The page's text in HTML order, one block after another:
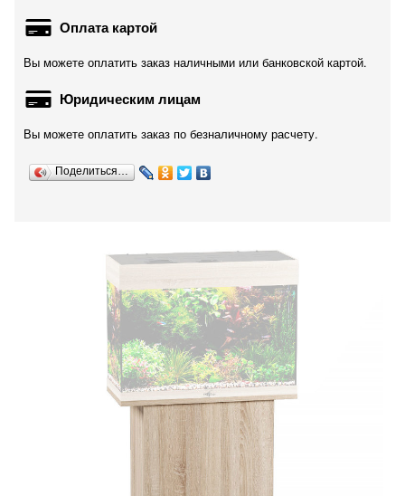
Оплата картой
Вы можете оплатить заказ наличными или банковской картой.
Юридическим лицам
Вы можете оплатить заказ по безналичному расчету.
Поделиться…